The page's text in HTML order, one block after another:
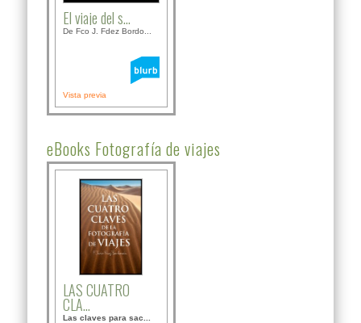
El viaje del s...
De Fco J. Fdez Bordo...
Vista previa
eBooks Fotografía de viajes
LAS CUATRO
CLA...
Las claves para sac...